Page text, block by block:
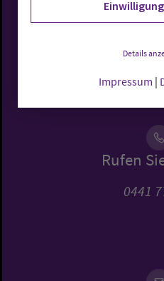
Kirche in
Rufen
0441
Details
Impressum |